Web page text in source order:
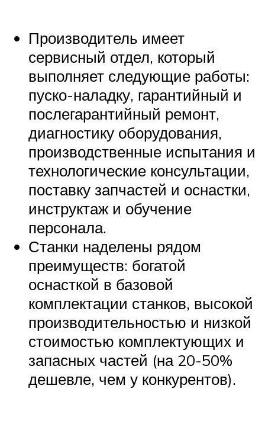
Производитель имеет
сервисный отдел, который
выполняет следующие работы:
пуско-наладку, гарантийный и
послегарантийный ремонт,
диагностику оборудования,
производственные испытания и
технологические консультации,
поставку запчастей и оснастки,
инструктаж и обучение
персонала.
Станки наделены рядом
преимуществ: богатой
оснасткой в базовой
комплектации станков, высокой
производительностью и низкой
стоимостью комплектующих и
запасных частей (на 20-50%
дешевле, чем у конкурентов).